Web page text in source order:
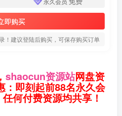
即购买
！建议登陆后购买，可保存购买订单
shaocun资源站网盘资
：即刻起前88名永久会
何付费资源均共享！